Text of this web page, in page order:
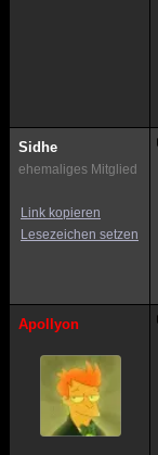
Sidhe
ehemaliges Mitglied
Link kopieren
Lesezeichen setzen
Apollyon